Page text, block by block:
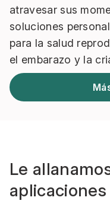
atravesar sus
soluciones
para la salud
el embarazo y la
Le